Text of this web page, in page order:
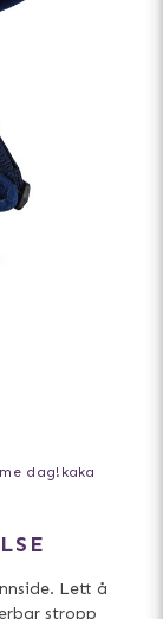
dag! kaka
Lett å
stropp